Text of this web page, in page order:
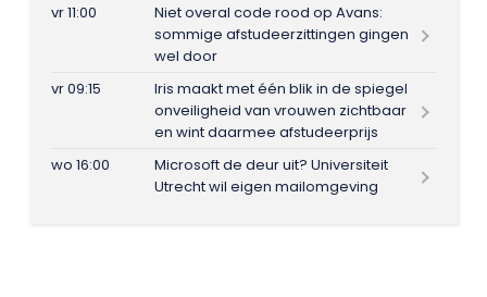
vr 11:00
Niet overal code rood op Avans:
sommige afstudeerzittingen gingen
wel door
vr 09:15
Iris maakt met één blik in de spiegel
onveiligheid van vrouwen zichtbaar
en wint daarmee afstudeerprijs
wo 16:00
Microsoft de deur uit? Universiteit
Utrecht wil eigen mailomgeving